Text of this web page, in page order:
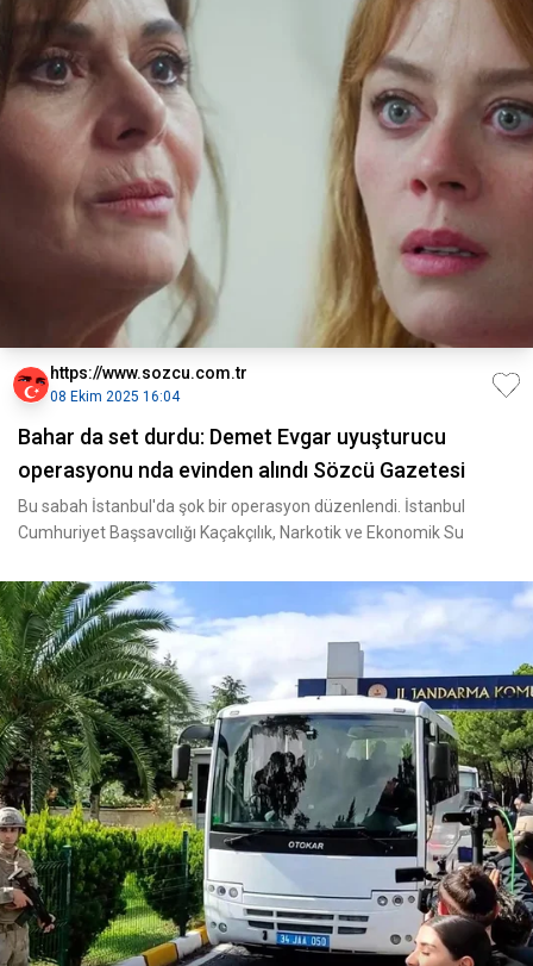
https://www.sozcu.com.tr
08 Ekim 2025 16:04
Bahar da set durdu: Demet Evgar uyuşturucu
operasyonu nda evinden alındı Sözcü Gazetesi
Bu sabah İstanbul'da şok bir operasyon düzenlendi. İstanbul
Cumhuriyet Başsavcılığı Kaçakçılık, Narkotik ve Ekonomik Su